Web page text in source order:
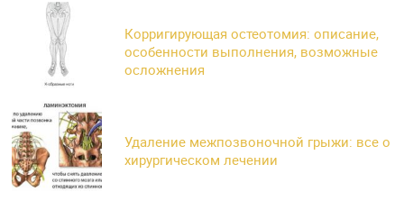
Корригирующая остеотомия: описание,
особенности выполнения, возможные
осложнения
Удаление межпозвоночной грыжи: все о
хирургическом лечении